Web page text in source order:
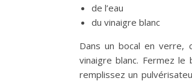
de l’eau
du vinaigre blanc
Dans un bocal en verre,
vinaigre blanc. Fermez
remplissez un